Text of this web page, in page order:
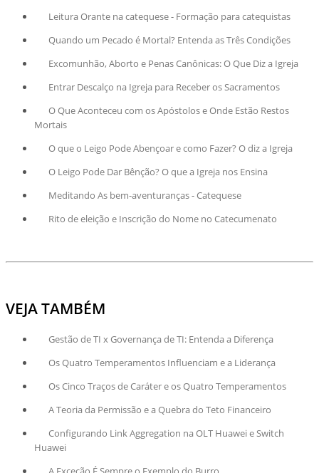
Leitura Orante na catequese - Formação para catequistas
Quando um Pecado é Mortal? Entenda as Três Condições
Excomunhão, Aborto e Penas Canônicas: O Que Diz a Igreja
Entrar Descalço na Igreja para Receber os Sacramentos
O Que Aconteceu com os Apóstolos e Onde Estão Restos
Mortais
O que o Leigo Pode Abençoar e como Fazer? O diz a Igreja
O Leigo Pode Dar Bênção? O que a Igreja nos Ensina
Meditando As bem-aventuranças - Catequese
Rito de eleição e Inscrição do Nome no Catecumenato
VEJA TAMBÉM
Gestão de TI x Governança de TI: Entenda a Diferença
Os Quatro Temperamentos Influenciam e a Liderança
Os Cinco Traços de Caráter e os Quatro Temperamentos
A Teoria da Permissão e a Quebra do Teto Financeiro
Configurando Link Aggregation na OLT Huawei e Switch
Huawei